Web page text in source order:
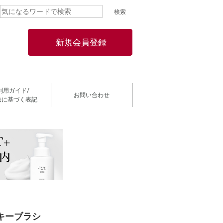
新規会員登録
用ガイド/
に基づく表記
お問い合わせ
ーブラシ